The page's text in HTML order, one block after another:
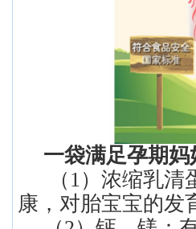
一袋满足孕期
（1）浓缩乳
康，对胎宝宝的发